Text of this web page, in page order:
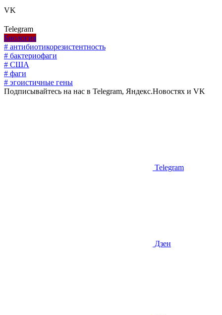
VK
Telegram
Биология
# антибиотикорезистентность
# бактериофаги
# США
# фаги
# эгоистичные гены
Подписывайтесь на нас в Telegram, Яндекс.Новостях и VK
Telegram
Дзен